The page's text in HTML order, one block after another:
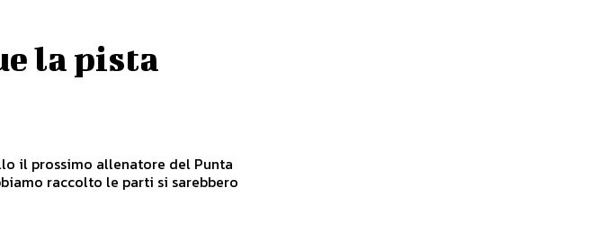
la pista
il prossimo allenatore del Punta
raccolto le parti si sarebbero